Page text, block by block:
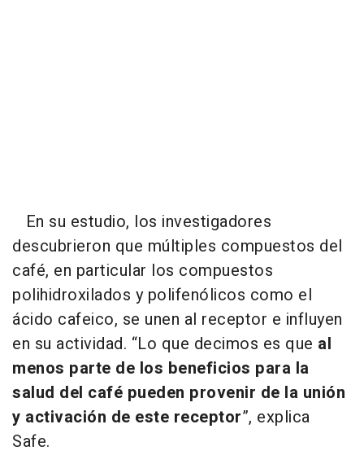
En su estudio, los investigadores
descubrieron que múltiples compuestos del
café, en particular los compuestos
polihidroxilados y polifenólicos como el
ácido cafeico, se unen al receptor e influyen
en su actividad. “Lo que decimos es que al
menos parte de los beneficios para la
salud del café pueden provenir de la unión
y activación de este receptor”, explica
Safe.